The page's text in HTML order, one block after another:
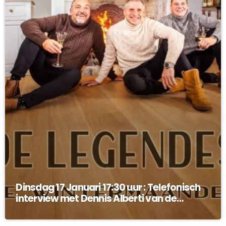
Dinsdag 17 Januari 17:30 uur : Telefonisch
interview met Dennis Alberti van de